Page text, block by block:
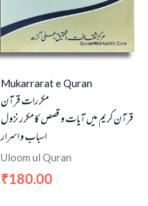
Mukarrarat e Quran
مکررات قرآن
قرآن کریم میں آیات و قصص کا مکرر نزول
اسباب و اسرار
Uloom ul Quran
₹180.00